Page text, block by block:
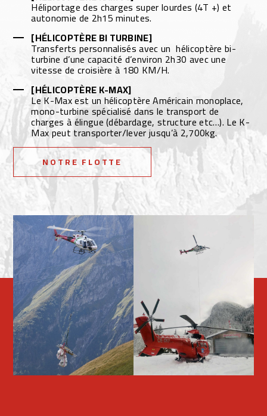
Héliportage des charges super lourdes (4T +) et
autonomie de 2h15 minutes.
[HÉLICOPTÈREBI TURBINE]
Transferts personnalisés avec un hélicoptère bi-
turbine d’une capacité d’environ 2h30 avec une
vitesse de croisière à 180 KM/H.
[HÉLICOPTÈREK-MAX]
Le K-Max est un hélicoptère Américain monoplace,
mono-turbine spécialisé dans le transport de
charges à élingue (débardage, structure etc…). Le K-
Max peut transporter/lever jusqu’à 2,700kg.
NOTRE FLOTTE